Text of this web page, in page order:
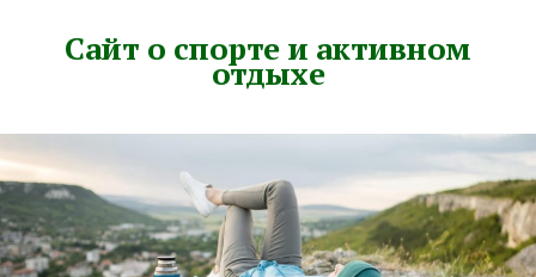
Сайт о спорте и активном
отдыхе